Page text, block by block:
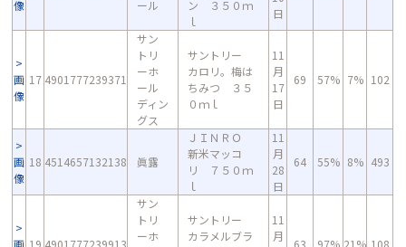
像
ール
ン ３５０ｍ
ｌ
日
画
像
17 4901777239371
サン
トリ
ーホ
ール
ディン
グス
サントリー
カロリ。梅は
ちみつ ３５
０ｍｌ
11
月
17
日
69 57% 7% 102
画
像
18 4514657132138 眞露
ＪＩＮＲＯ
新米マッコ
リ ７５０ｍ
ｌ
11
月
28
日
64 55% 8% 493
画 19 4901777239913
サン
トリ
ーホ
サントリー
カラメルブラ
11
月
63 97% 21% 108